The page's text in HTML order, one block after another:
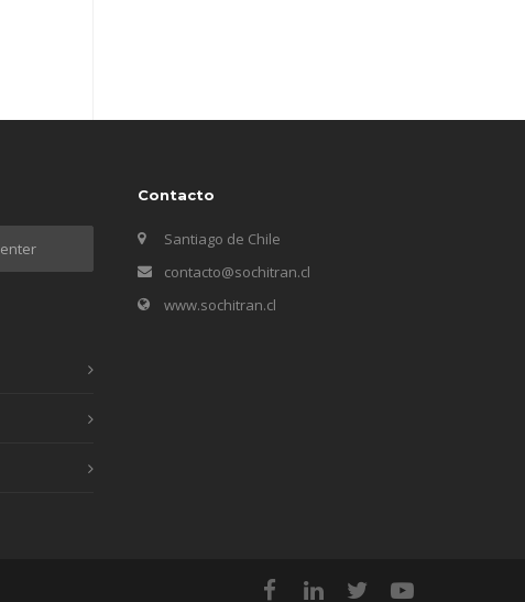
Contacto
Santiago de Chile
contacto@sochitran.cl
www.sochitran.cl